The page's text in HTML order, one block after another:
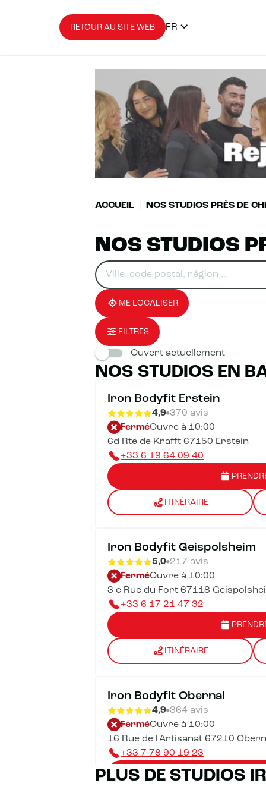
RETOUR AU SITE WEB FR
ACCUEIL NOS STUDIOS PRÈS DE
NOS STUDIOS
Veuillez
renseigner
une
adresse
0
résultat(s)
trouvé(s)
ME LOCALISER
FILTRES
Ouvert actuellement
NOS STUDIOS EN
Iron Bodyfit Erstein
4,9 370 avis
FerméOuvre à 10:00
6d Rte de Krafft 67150 Erstein
+33 6 19 64 09 40
ITINÉRAIRE
Iron Bodyfit Geispolsheim
5,0 217 avis
FerméOuvre à 10:00
3 e Rue du Fort 67118
+33 6 17 21 47 32
ITINÉRAIRE
Iron Bodyfit Obernai
4,9 364 avis
FerméOuvre à 10:00
16 Rue de l'Artisanat 67210
+33 7 78 90 19 23
PLUS DE STUDIOS